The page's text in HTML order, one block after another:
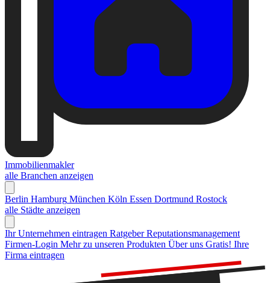
Immobilienmakler
alle Branchen anzeigen
Berlin Hamburg München Köln Essen Dortmund Rostock
alle Städte anzeigen
Ihr Unternehmen eintragen Ratgeber Reputationsmanagement
Firmen-Login Mehr zu unseren Produkten Über uns Gratis! Ihre
Firma eintragen